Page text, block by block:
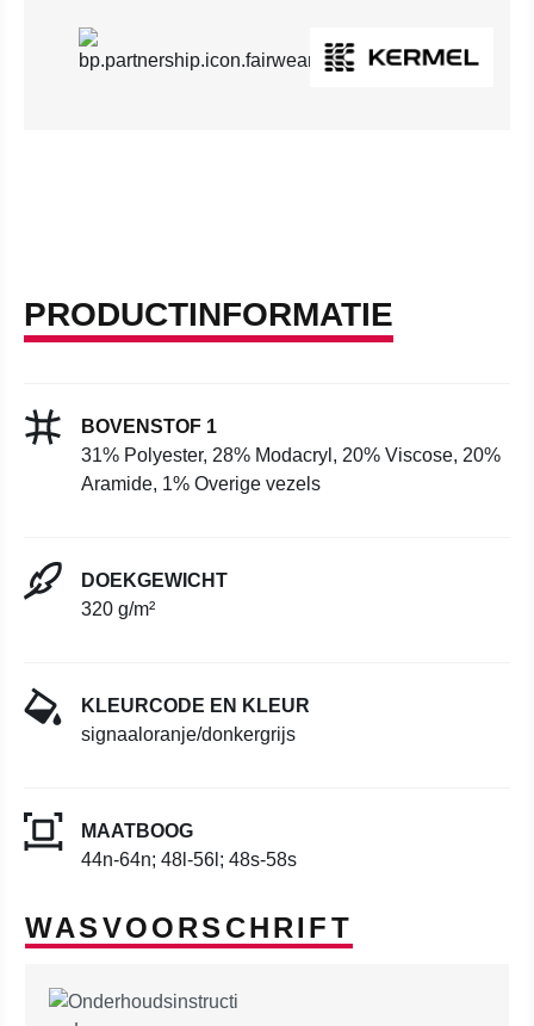
PRODUCTINFORMATIE
BOVENSTOF 1
31% Polyester, 28% Modacryl, 20% Viscose, 20%
Aramide, 1% Overige vezels
DOEKGEWICHT
320 g/m²
KLEURCODE EN KLEUR
signaaloranje/donkergrijs
MAATBOOG
44n-64n; 48l-56l; 48s-58s
WASVOORSCHRIFT